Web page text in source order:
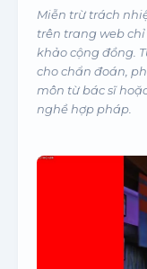
Miễn trừ trách
trên trang web
khảo cộng đồng.
cho chẩn đoán,
môn từ bác sĩ
nghề hợp pháp.